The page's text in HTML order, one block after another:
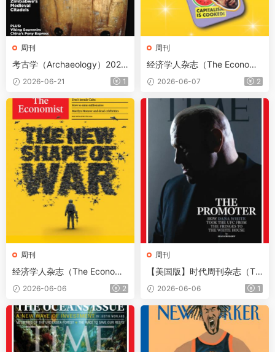
周刊
考古学（Archaeology）2026
年7-8月
2026-06-21 1
周刊
经济学人杂志（The Economis
t）2026年6月6日（PDF版
+音频+Kindle版）
2026-06-07 2
周刊
经济学人杂志（The Economis
t）2026年5月30日（PDF版
+音频+Kindle版）
2026-06-06 2
周刊
【美国版】时代周刊杂志（Ti
me）2026年6月8日
2026-06-06 1